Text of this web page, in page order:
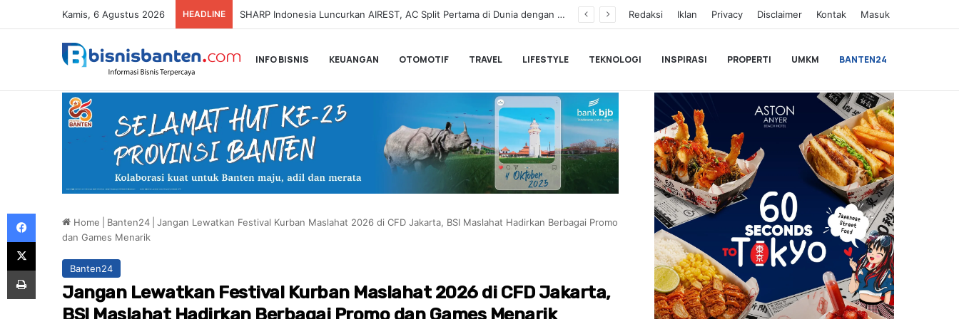
Kamis, 6 Agustus 2026 HEADLINE Honda Resmi Buka Pemesanan Honda Super-ONE di Indonesia Redaksi Iklan Privacy Disclaimer Kontak Masuk
INFO BISNIS KEUANGAN OTOMOTIF TRAVEL LIFESTYLE TEKNOLOGI INSPIRASI PROPERTI UMKM BANTEN24
Home Banten24
Jangan Lewatkan Festival Kurban Maslahat 2026 di CFD Jakarta, BSI Maslahat Hadirkan Berbagai Promo
dan Games Menarik
Banten24
Jangan Lewatkan Festival Kurban Maslahat 2026 di CFD Jakarta,
BSI Maslahat Hadirkan Berbagai Promo dan Games Menarik